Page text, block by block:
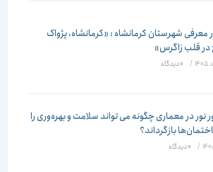
معرفی شهرستان کرمانشاه : «کرمانشاه، پژواک
قلب زاگرس»
/ ۰ دیدگاه
در معماری چگونه می تواند سلامت و بهره‌وری را
بازگرداند؟
/ ۰ دیدگاه